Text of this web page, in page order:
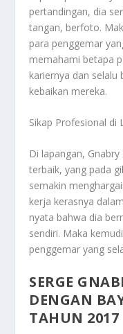
pertandingan, dia
tangan, berfoto.
para penggemar
memahami betapa
kariernya dan selalu
kebaikan mereka.
Sikap Profesional di
Di lapangan,
terbaik, yang pada
semakin
kerja kerasnya
nyata bahwa dia
sendiri. Maka
penggemar yang
SERGE
DENGAN
TAHUN 2017